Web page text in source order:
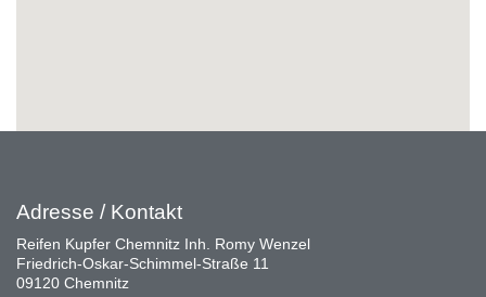
Adresse / Kontakt
Reifen Kupfer Chemnitz Inh. Romy Wenzel
Friedrich-Oskar-Schimmel-Straße 11
09120 Chemnitz